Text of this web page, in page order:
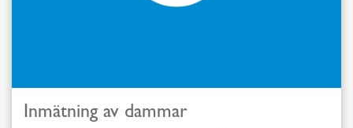
Inmätning av dammar